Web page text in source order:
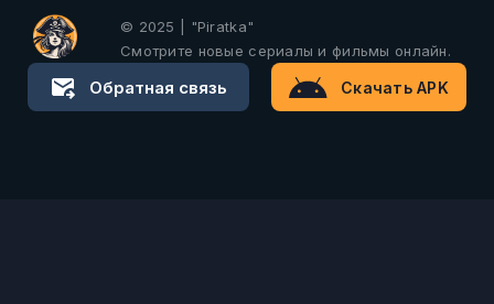
© 2025 | "Piratka"
Смотрите новые сериалы и фильмы онлайн.
Обратная связь Скачать APK